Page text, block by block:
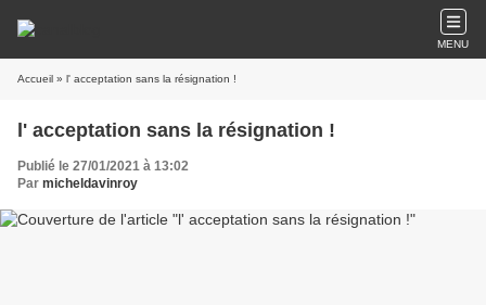
MENU
Accueil » l' acceptation sans la résignation !
l' acceptation sans la résignation !
Publié le 27/01/2021 à 13:02
Par micheldavinroy